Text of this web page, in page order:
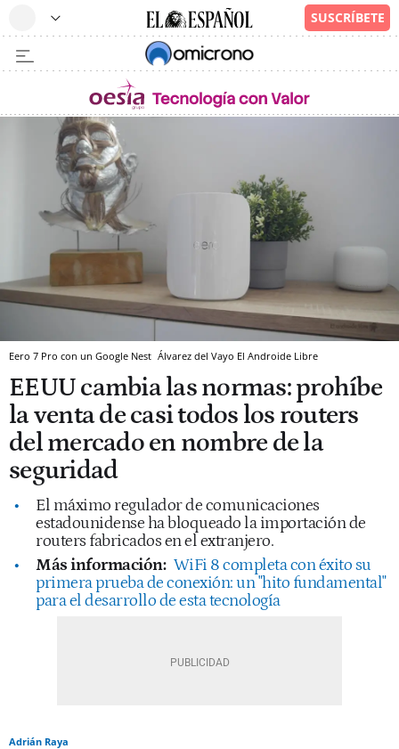
Eero 7 Pro con un Google Nest Álvarez del Vayo El Androide Libre
EEUU cambia las normas: prohíbe
la venta de casi todos los routers
del mercado en nombre de la
seguridad
El máximo regulador de comunicaciones
estadounidense ha bloqueado la importación de
routers fabricados en el extranjero.
Más información: WiFi 8 completa con éxito su
primera prueba de conexión: un "hito fundamental"
para el desarrollo de esta tecnología
Adrián Raya